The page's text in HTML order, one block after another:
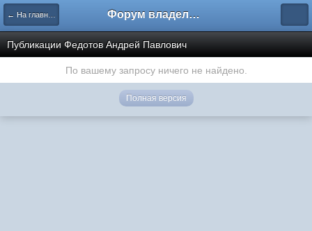
← На главную Форум владельцев интернет-магазинов
Публикации Федотов Андрей Павлович
По вашему запросу ничего не найдено.
Полная версия